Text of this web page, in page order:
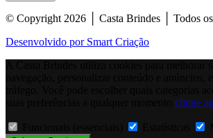
© Copyright 2026 │ Casta Brindes │ Todos os
Desenvolvido por Smart Criação
clique